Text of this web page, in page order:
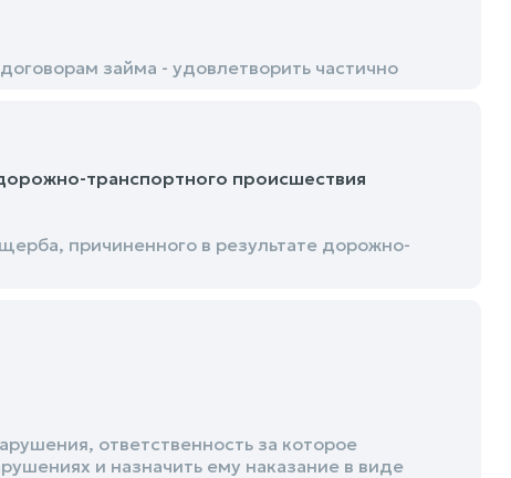
займа - удовлетворить частично
транспортного происшествия
причиненного в результате дорожно-
ответственность за которое
и назначить ему наказание в виде